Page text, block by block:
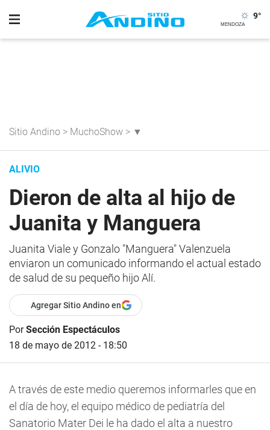
9°
Sitio Andino > MuchoShow > ▼
ALIVIO
Dieron de alta al hijo de
Juanita y Manguera
Juanita Viale y Gonzalo "Manguera" Valenzuela
enviaron un comunicado informando el actual estado
de salud de su pequeño hijo Alí.
Agregar Sitio Andino en
PorSección Espectáculos
18 de mayo de 2012 - 18:50
A través de este medio queremos informarles que en
el día de hoy, el equipo médico de pediatría del
Sanatorio Mater Dei le ha dado el alta a nuestro